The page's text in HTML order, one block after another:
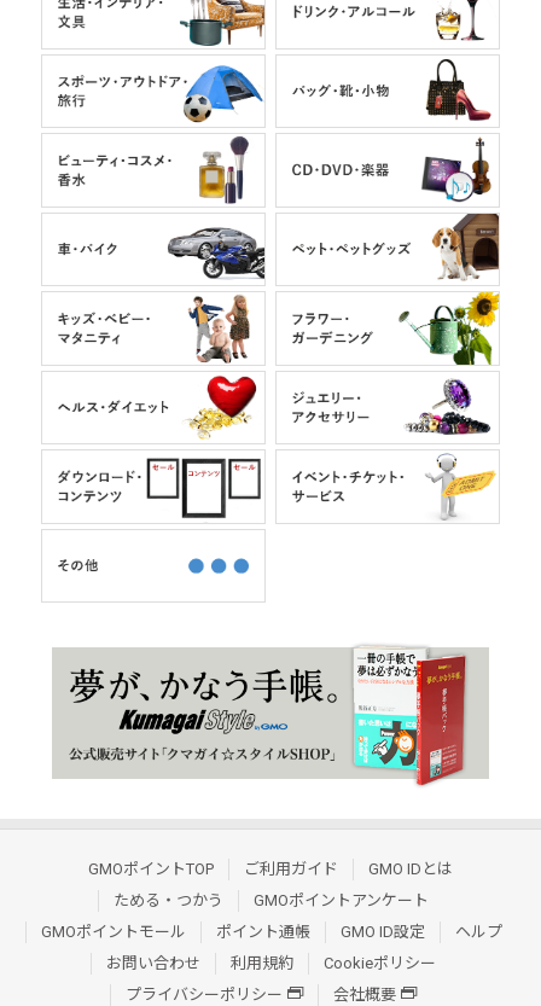
GMOポイントTOP ご利用ガイド
GMO IDとは
ためる・つかう
GMOポイントアンケート
GMOポイントモール
ポイント通帳 GMO ID設定
ヘルプ
お問い合わせ
利用規約
Cookieポリシー
プライバシーポリシー
会社概要